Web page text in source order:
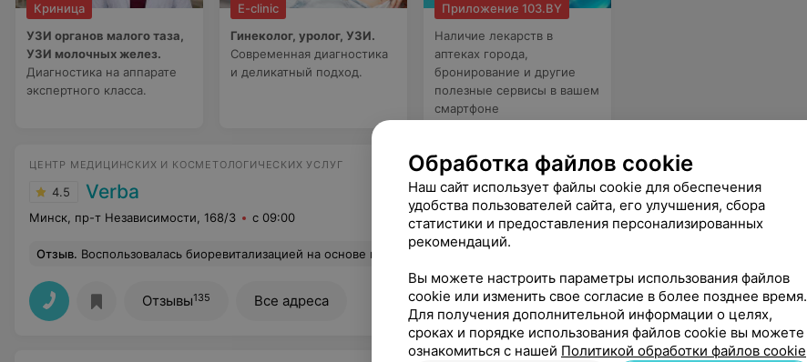
Криница
УЗИ органов малого таза,
УЗИ молочных желез.
Диагностика на аппарате
экспертного класса.
E-clinic
Гинеколог, уролог, УЗИ.
Современная диагностика
и деликатный подход.
Приложение 103.BY
Наличие лекарств в
аптеках города,
бронирование и другие
полезные сервисы в вашем
смартфоне
ЦЕНТР МЕДИЦИНСКИХ И КОСМЕТОЛОГИЧЕСКИХ УСЛУГ
4.5 Verba
Минск, пр-т Независимости, 168/3 с 09:00
Отзыв. Воспользовалась биоревитализацией на основе гиалуроновой кислоты, практически безболезненно, в течение недели моё лицо преобразилось. Спасибо Чайке Ирине.
Отзывы135 Все адреса
Обработка файлов cookie
Наш сайт использует файлы cookie для обеспечения
удобства пользователей сайта, его улучшения, сбора
статистики и предоставления персонализированных
рекомендаций.
Вы можете настроить параметры использования файлов
cookie или изменить свое согласие в более позднее время.
Для получения дополнительной информации о целях,
сроках и порядке использования файлов cookie вы можете
ознакомиться с нашей Политикой обработки файлов cookie